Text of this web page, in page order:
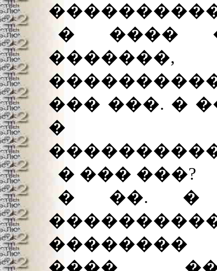
� ����
��� ���. �
�
� ��� ���?
� ��. �
��������
����